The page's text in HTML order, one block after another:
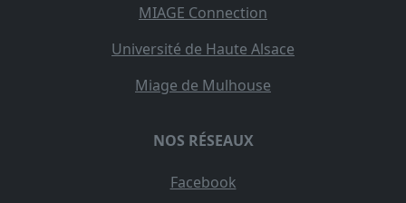
MIAGE Connection
Université de Haute Alsace
Miage de Mulhouse
NOS RÉSEAUX
Facebook